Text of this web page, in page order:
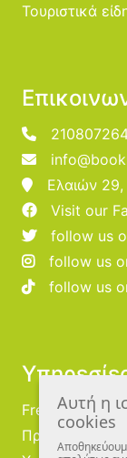
Τουριστικά
Ελαιών
Visit our
follow us
follow us
follow us
Free Publishing
Προμηθευτές
Αυτή η
cookies